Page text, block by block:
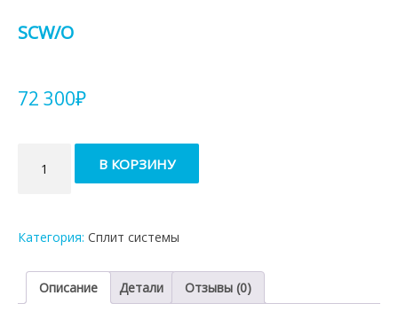
SCW/O
72 300₽
товара
SCW/I/T09H-
В КОРЗИНУ
Категория: Сплит системы
Описание Детали Отзывы (0)